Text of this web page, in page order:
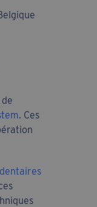
. Ces